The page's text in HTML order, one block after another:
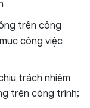
trên công
công việc
trách nhiệm
trên công trình;